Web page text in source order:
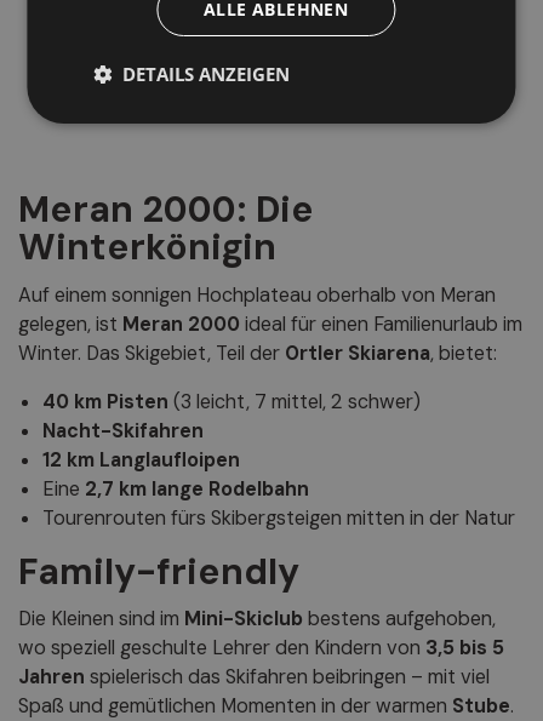
Meran 2000: Die
Winterkönigin
Auf einem sonnigen Hochplateau oberhalb von Meran
gelegen, ist Meran 2000 ideal für einen Familienurlaub im
Winter. Das Skigebiet, Teil der Ortler Skiarena, bietet:
40 km Pisten (3 leicht, 7 mittel, 2 schwer)
Nacht-Skifahren
12 km Langlaufloipen
Eine 2,7 km lange Rodelbahn
Tourenrouten fürs Skibergsteigen mitten in der Natur
Family-friendly
Die Kleinen sind im Mini-Skiclub bestens aufgehoben,
wo speziell geschulte Lehrer den Kindern von 3,5 bis 5
Jahren spielerisch das Skifahren beibringen – mit viel
Spaß und gemütlichen Momenten in der warmen Stube.
ALLE ABLEHNEN
DETAILS ANZEIGEN